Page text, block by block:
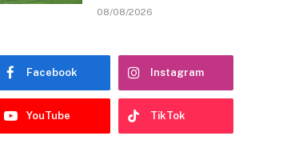
08/08/2026
Facebook Instagram
YouTube TikTok